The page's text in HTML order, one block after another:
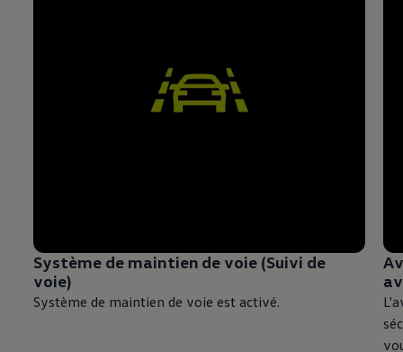
Système de maintien de voie (Suivi de
voie)
Système de maintien de voie est activé.